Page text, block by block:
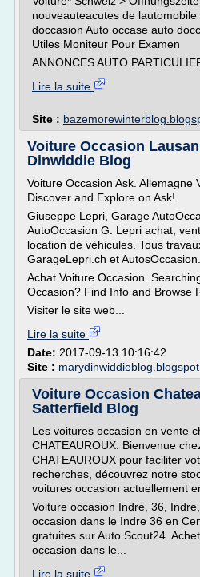
nouveauteacutes de
doccasion Auto occase auto
Utiles Moniteur Pour Examen
ANNONCES AUTO
Lire la suite
Site :
Voiture Occasion
Dinwiddie Blog
Voiture Occasion Ask. Allemagne
Discover and Explore on Ask!
Giuseppe Lepri, Garage
AutoOccasion G. Lepri achat,
location de véhicules. Tous
GarageLepri.ch et
Achat Voiture Occasion.
Occasion? Find Info and Browse
Visiter le site web...
Lire la suite
Date: 2017-09-13 10:16:42
Site :
Voiture Occasion
Satterfield Blog
Les voitures occasion en vente
CHATEAUROUX. Bienvenue
CHATEAUROUX pour faciliter
recherches, découvrez notre
voitures occasion actuellement
Voiture occasion Indre, 36,
occasion dans le Indre 36 en
gratuites sur Auto Scout24.
occasion dans le...
Lire la suite